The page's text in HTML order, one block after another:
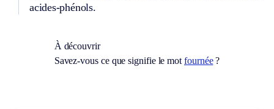
acides-phénols.
À découvrir
Savez-vous ce que signifie le mot fournée?